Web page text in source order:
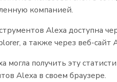
компанией.
Alexa доступна
а также через веб-сайт
могла получить эту
Alexa в своем браузере.